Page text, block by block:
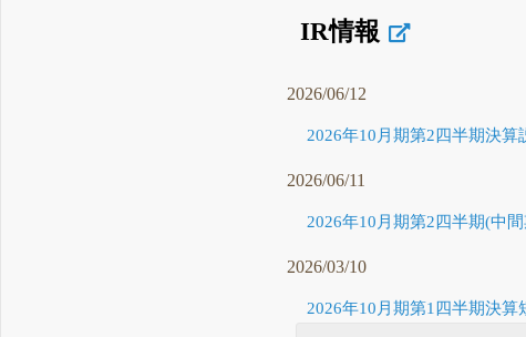
IR情報
2026/06/12
2026年10月期第2四半期決算
2026/06/11
2026年10月期第2四半期(中
2026/03/10
2026年10月期第1四半期決算